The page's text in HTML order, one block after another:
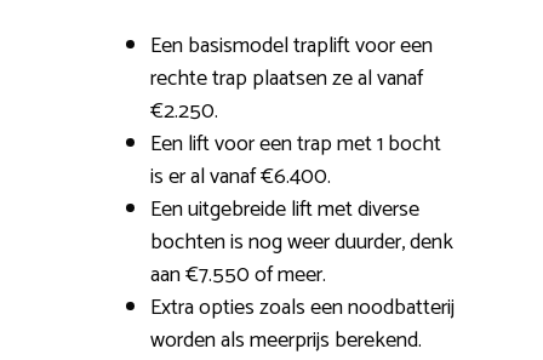
Een basismodel traplift voor een
rechte trap plaatsen ze al vanaf
€2.250.
Een lift voor een trap met 1 bocht
is er al vanaf €6.400.
Een uitgebreide lift met diverse
bochten is nog weer duurder, denk
aan €7.550 of meer.
Extra opties zoals een noodbatterij
worden als meerprijs berekend.